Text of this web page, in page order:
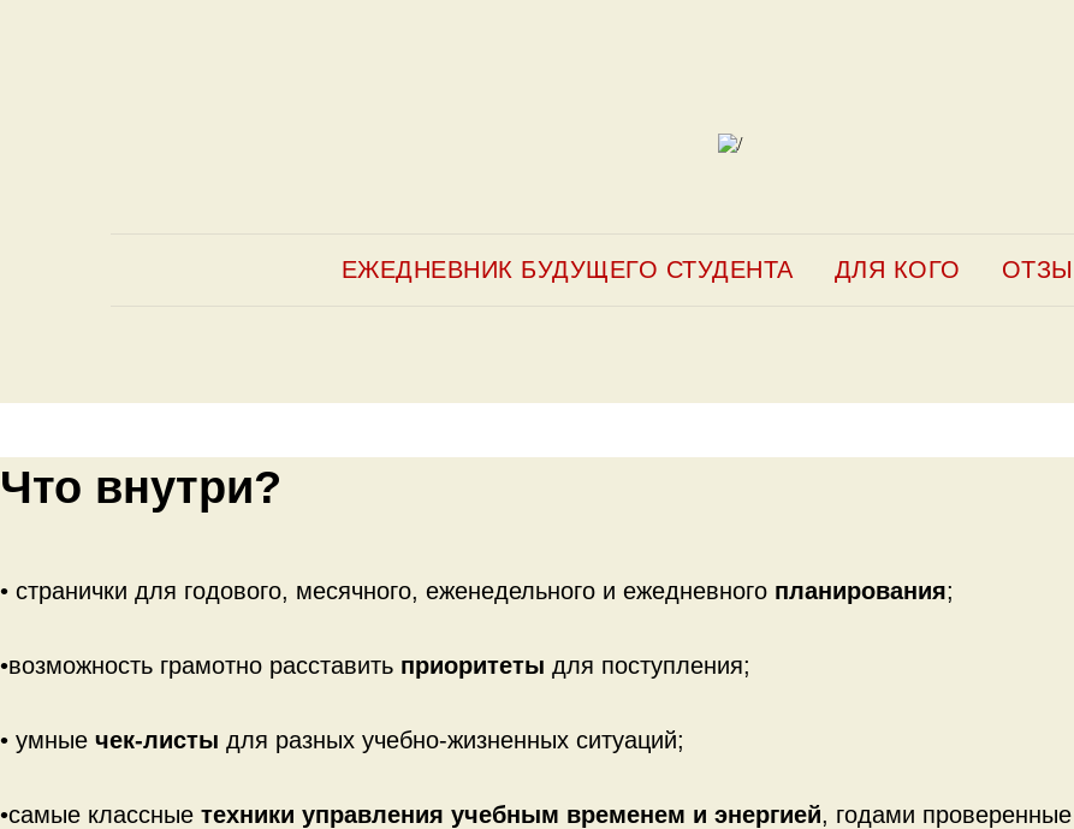
ЕЖЕДНЕВНИК БУДУЩЕГО СТУДЕНТА ДЛЯ КОГО
Что внутри?
• странички для годового, месячного, еженедельного и ежедневного планирования;
•возможность грамотно расставить приоритеты для поступления;
• умные чек-листы для разных учебно-жизненных ситуаций;
•самые классные техники управления учебным временем и энергией, годами